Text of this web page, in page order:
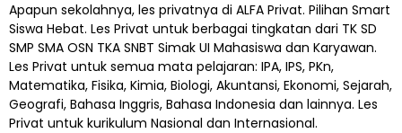
Apapun sekolahnya, les privatnya di ALFA Privat. Pilihan Smart
Siswa Hebat. Les Privat untuk berbagai tingkatan dari TK SD
SMP SMA OSN TKA SNBT Simak UI Mahasiswa dan Karyawan.
Les Privat untuk semua mata pelajaran: IPA, IPS, PKn,
Matematika, Fisika, Kimia, Biologi, Akuntansi, Ekonomi, Sejarah,
Geografi, Bahasa Inggris, Bahasa Indonesia dan lainnya. Les
Privat untuk kurikulum Nasional dan Internasional.